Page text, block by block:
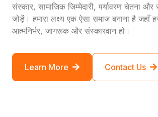
संस्कार, सामाजिक जिम्मेदारी, पर्यावरण चेतना
जोड़ें। हमारा लक्ष्य एक ऐसा समाज बनाना है जहाँ
आत्मनिर्भर, जागरूक और संस्कारवान हो।
Learn More Contact Us